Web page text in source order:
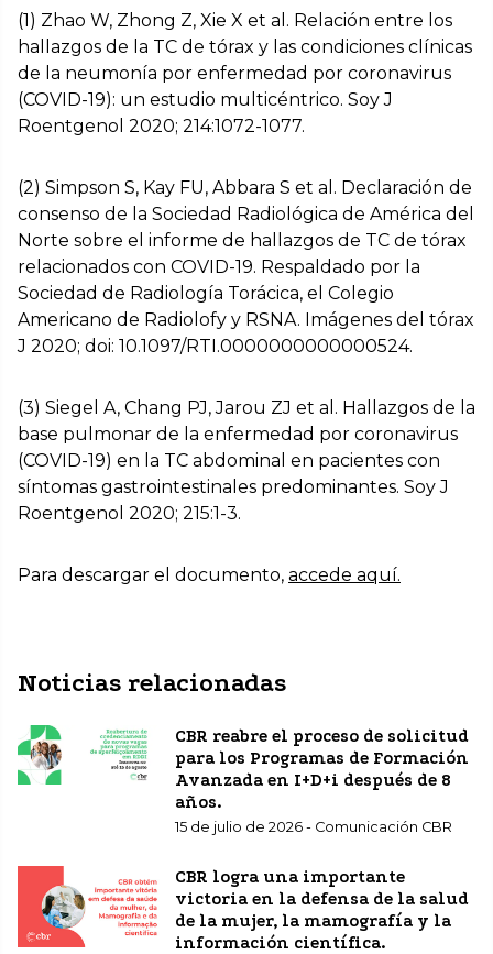
(1) Zhao W, Zhong Z, Xie X et al. Relación entre los
hallazgos de la TC de tórax y las condiciones clínicas
de la neumonía por enfermedad por coronavirus
(COVID-19): un estudio multicéntrico. Soy J
Roentgenol 2020; 214:1072-1077.
(2) Simpson S, Kay FU, Abbara S et al. Declaración de
consenso de la Sociedad Radiológica de América del
Norte sobre el informe de hallazgos de TC de tórax
relacionados con COVID-19. Respaldado por la
Sociedad de Radiología Torácica, el Colegio
Americano de Radiolofy y RSNA. Imágenes del tórax
J 2020; doi: 10.1097/RTI.0000000000000524.
(3) Siegel A, Chang PJ, Jarou ZJ et al. Hallazgos de la
base pulmonar de la enfermedad por coronavirus
(COVID-19) en la TC abdominal en pacientes con
síntomas gastrointestinales predominantes. Soy J
Roentgenol 2020; 215:1-3.
Para descargar el documento, accede aquí.
Noticias relacionadas
CBR reabre el proceso de solicitud
para los Programas de Formación
Avanzada en I+D+i después de 8
años.
15 de julio de 2026 - Comunicación CBR
CBR logra una importante
victoria en la defensa de la salud
de la mujer, la mamografía y la
información científica.